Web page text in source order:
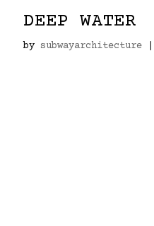
DEEP WATER
by subwayarchitecture|